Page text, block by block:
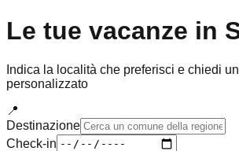
Le tue vacanze in
Indica la località che preferisci e chiedi
personalizzato
📍
Destinazione
Check-in